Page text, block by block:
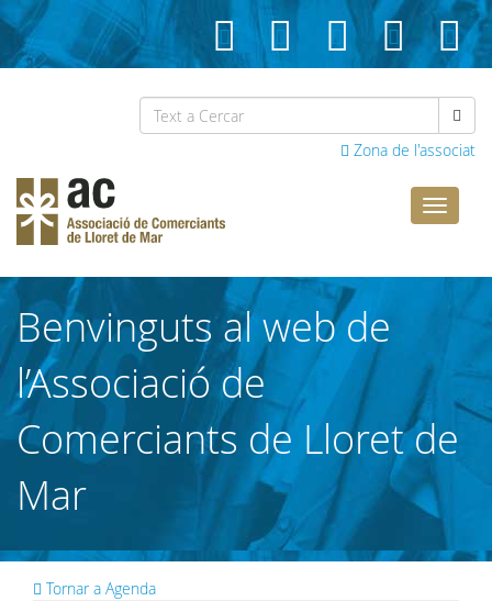
Zona de l'associat
Lloret
Benvinguts al web de
l’Associació de
Comerciants de Lloret de
Mar
Tornar a Agenda